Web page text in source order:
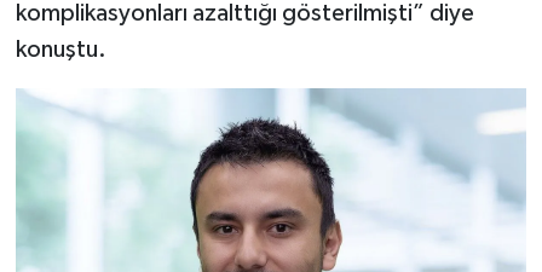
komplikasyonları azalttığı gösterilmişti” diye
konuştu.